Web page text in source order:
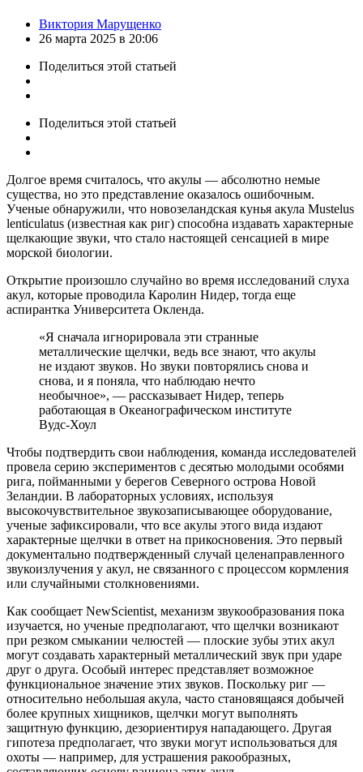
Posted
by
Виктория Марущенко
26 марта 2025 в 20:06
Поделиться этой статьей
Поделиться этой статьей
Долгое время считалось, что акулы — абсолютно немые
существа, но это представление оказалось ошибочным.
Ученые обнаружили, что новозеландская кунья акула Mustelus
lenticulatus (известная как риг) способна издавать характерные
щелкающие звуки, что стало настоящей сенсацией в мире
морской биологии.
Открытие произошло случайно во время исследований слуха
акул, которые проводила Каролин Нидер, тогда еще
аспирантка Университета Окленда.
«Я сначала игнорировала эти странные
металлические щелчки, ведь все знают, что акулы
не издают звуков. Но звуки повторялись снова и
снова, и я поняла, что наблюдаю нечто
необычное», — рассказывает Нидер, теперь
работающая в Океанографическом институте
Вудс-Хоул
Чтобы подтвердить свои наблюдения, команда исследователей
провела серию экспериментов с десятью молодыми особями
рига, пойманными у берегов Северного острова Новой
Зеландии. В лабораторных условиях, используя
высокочувствительное звукозаписывающее оборудование,
ученые зафиксировали, что все акулы этого вида издают
характерные щелчки в ответ на прикосновения. Это первый
документально подтвержденный случай целенаправленного
звукоизлучения у акул, не связанного с процессом кормления
или случайными столкновениями.
Как сообщает NewScientist, механизм звукообразования пока
изучается, но ученые предполагают, что щелчки возникают
при резком смыкании челюстей — плоские зубы этих акул
могут создавать характерный металлический звук при ударе
друг о друга. Особый интерес представляет возможное
функциональное значение этих звуков. Поскольку риг —
относительно небольшая акула, часто становящаяся добычей
более крупных хищников, щелчки могут выполнять
защитную функцию, дезориентируя нападающего. Другая
гипотеза предполагает, что звуки могут использоваться для
охоты — например, для устрашения ракообразных,